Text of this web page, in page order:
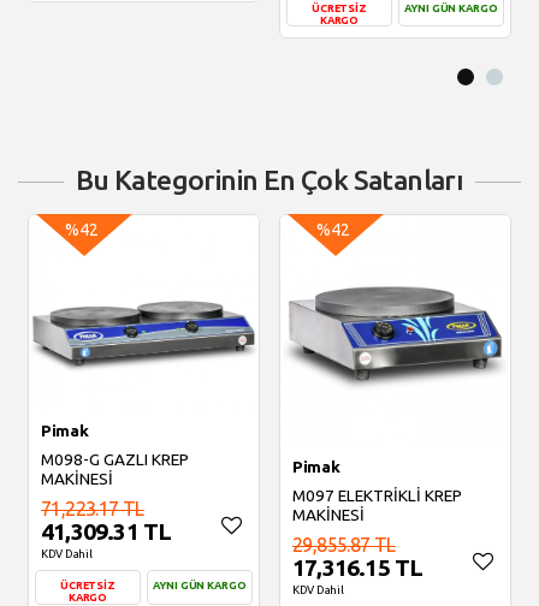
ÜCRETSİZ
KARGO
AYNI GÜN KARGO
Bu Kategorinin En Çok Satanları
%42
Pimak
M098-G GAZLI KREP
MAKİNESİ
71,223.17 TL
41,309.31 TL
KDV Dahil
ÜCRETSİZ
KARGO
AYNI GÜN KARGO
%42
Pimak
M097 ELEKTRİKLİ KREP
MAKİNESİ
29,855.87 TL
17,316.15 TL
KDV Dahil